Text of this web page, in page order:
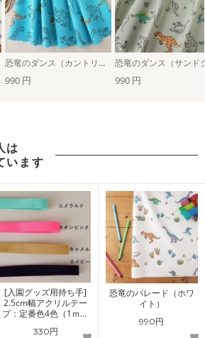
恐竜のダンス（カントリーブルー）
990 円 990 円
は
います
[入園グッズ用持ち手]
2.5cm幅アクリルテー
プ：定番色4色（1ｍ単
330円
恐竜のパレード（ホワ
イト）
990円